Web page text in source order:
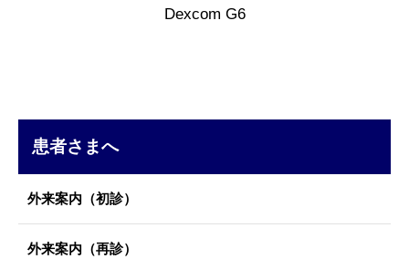
Dexcom G6
患者さまへ
外来案内（初診）
外来案内（再診）